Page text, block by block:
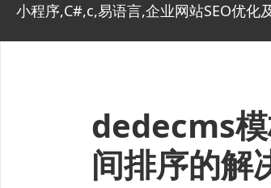
小程序,C#,c,易语言,企业网站SEO优化
dedecms模
间排序的解